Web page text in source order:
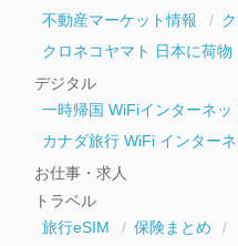
不動産マーケット情報
クロネコヤマト 日本に荷物
デジタル
一時帰国 WiFiインターネッ
カナダ旅行 WiFi インターネ
お仕事・求人
トラベル
旅行eSIM
保険まとめ